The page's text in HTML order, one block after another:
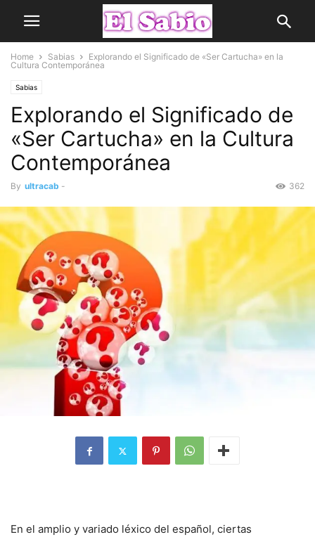
Home Sabias
Explorando el Significado de «Ser Cartucha» en la
Cultura Contemporánea
Sabias
Explorando el Significado de
«Ser Cartucha» en la Cultura
Contemporánea
By ultracab - 362
En el amplio y variado léxico del español, ciertas